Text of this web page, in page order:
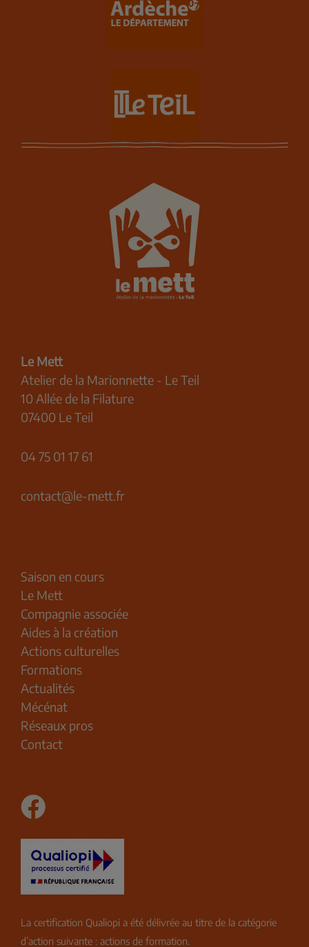
Le Mett
Atelier de la Marionnette - Le Teil
10 Allée de la Filature
07400 Le Teil
04 75 01 17 61
contact@le-mett.fr
Saison en cours
Le Mett
Compagnie associée
Aides à la création
Actions culturelles
Formations
Actualités
Mécénat
Réseaux pros
Contact
La certification Qualiopi a été délivrée au titre de la catégorie
d’action suivante : actions de formation.